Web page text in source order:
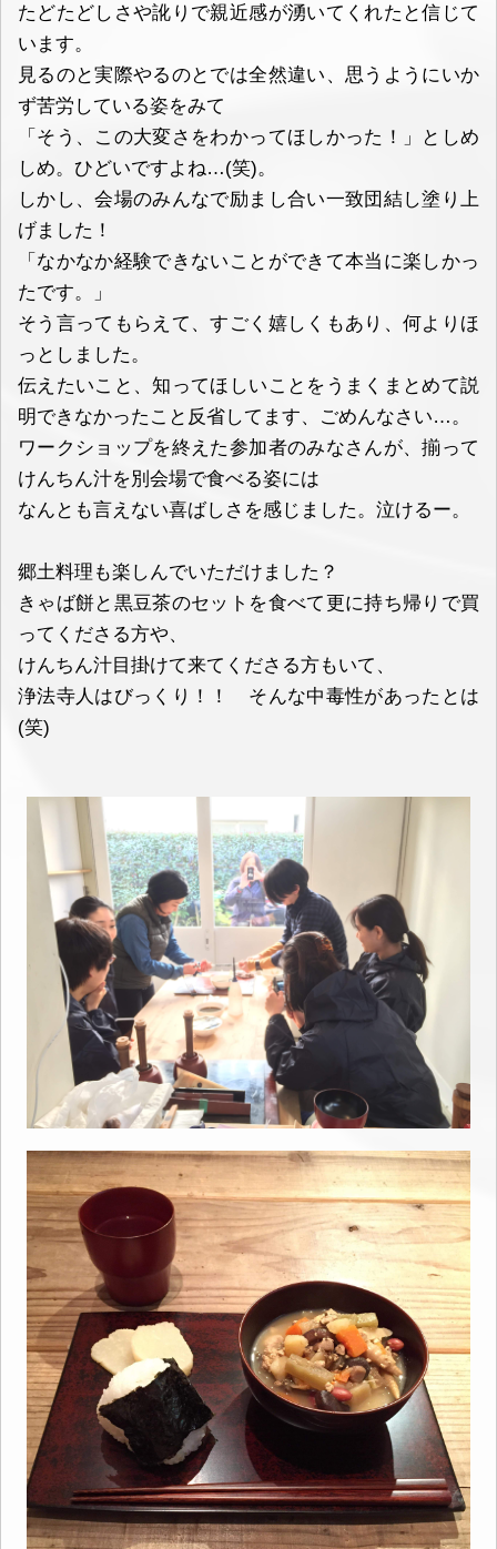
たどたどしさや訛りで親近感が湧いてくれたと信じて
います。
見るのと実際やるのとでは全然違い、思うようにいか
ず苦労している姿をみて
「そう、この大変さをわかってほしかった！」としめ
しめ。ひどいですよね…(笑)。
しかし、会場のみんなで励まし合い一致団結し塗り上
げました！
「なかなか経験できないことができて本当に楽しかっ
たです。」
そう言ってもらえて、すごく嬉しくもあり、何よりほ
っとしました。
伝えたいこと、知ってほしいことをうまくまとめて説
明できなかったこと反省してます、ごめんなさい…。
ワークショップを終えた参加者のみなさんが、揃って
けんちん汁を別会場で食べる姿には
なんとも言えない喜ばしさを感じました。泣けるー。
郷土料理も楽しんでいただけました？
きゃば餅と黒豆茶のセットを食べて更に持ち帰りで買
ってくださる方や、
けんちん汁目掛けて来てくださる方もいて、
浄法寺人はびっくり！！ そんな中毒性があったとは
(笑)